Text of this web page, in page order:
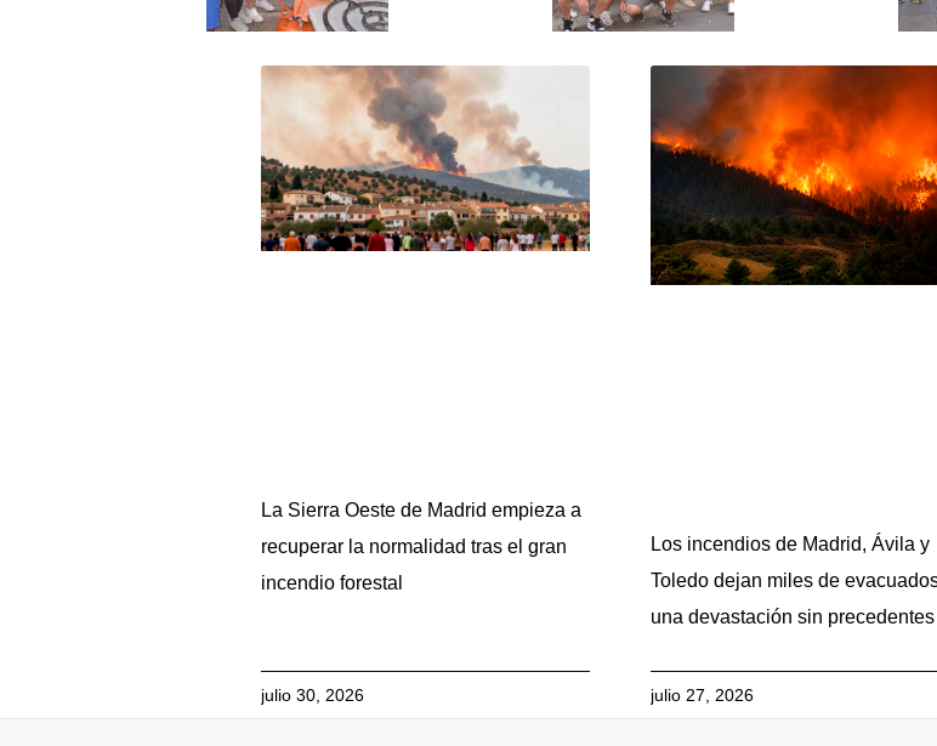
La Sierra Oeste de Madrid empieza a
recuperar la normalidad tras el gran
incendio forestal
julio 30, 2026
Los incendios de Madrid, Ávila y
Toledo dejan miles de
una devastación sin precedentes
julio 27, 2026